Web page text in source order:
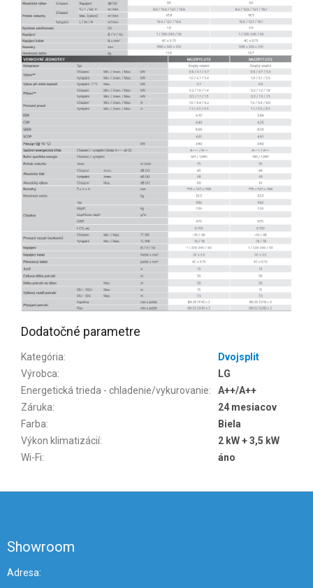
Dodatočné parametre
Kategória:
Dvojsplit
Výrobca:
LG
Energetická trieda - chladenie/vykurovanie:
A++/A++
Záruka:
24 mesiacov
Farba:
Biela
Výkon klimatizácií:
2 kW + 3,5 kW
Wi-Fi: áno
Showroom
Adresa: